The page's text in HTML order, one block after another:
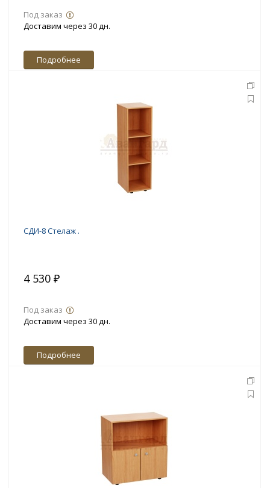
Под заказ
Доставим через 30 дн.
Подробнее
СДИ-8 Стелаж .
4 530 ₽
Под заказ
Доставим через 30 дн.
Подробнее